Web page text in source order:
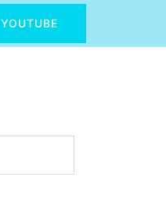
YOUTUBE